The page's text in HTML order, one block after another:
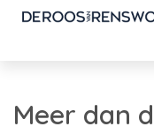
Meer dan